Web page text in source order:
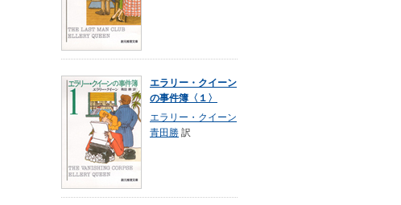
エラリー・クイーン
の事件簿〈１〉
エラリー・クイーン
青田勝 訳